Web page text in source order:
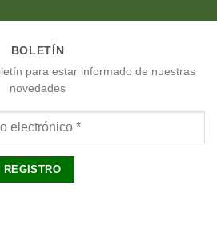
BOLETÍN
para estar informado de nuestras
novedades